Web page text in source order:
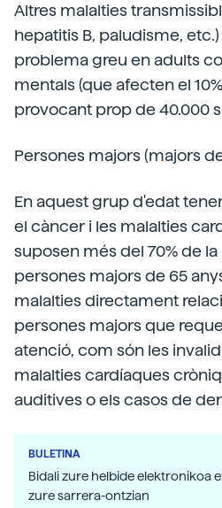
Altres malalties
hepatitis B, paludisme,
problema greu en adults
mentals (que afecten el
provocant prop de 40.000
Persones majors (majors
En aquest grup d'edat
el càncer i les malalties
suposen més del 70% de
persones majors de 65
malalties directament
persones majors que
atenció, com són les
malalties cardíaques
auditives o els casos de
BULETINA
Bidali zure helbide elektronikoa
zure sarrera-ontzian